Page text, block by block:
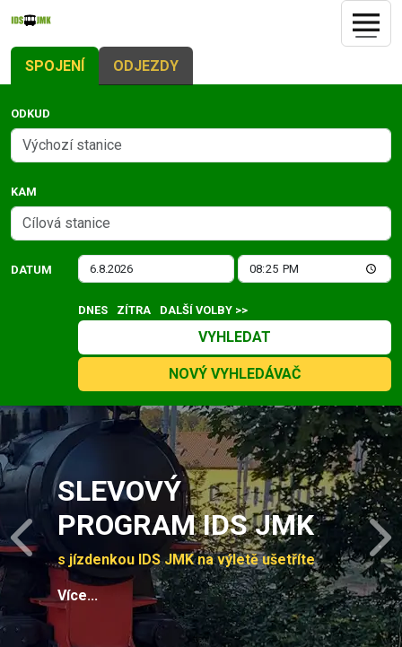
SPOJENÍ ODJEZDY
ODKUD
KAM
DATUM
DNES ZÍTRA DALŠÍ VOLBY >>
VYHLEDAT
NOVÝ VYHLEDÁVAČ
Slide 1 of 4
SLEVOVÝ
PROGRAM IDS JMK
s jízdenkou IDS JMK na výletě ušetříte
Více...
Previous